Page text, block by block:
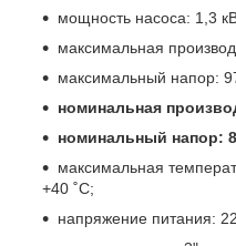
мощность насоса: 1,3
максимальная
максимальный напор:
номинальная
номинальный напор:
максимальная
+40 ˚С;
напряжение питания: